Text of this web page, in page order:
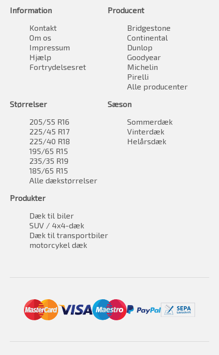
Information
Kontakt
Om os
Impressum
Hjælp
Fortrydelsesret
Producent
Bridgestone
Continental
Dunlop
Goodyear
Michelin
Pirelli
Alle producenter
Størrelser
205/55 R16
225/45 R17
225/40 R18
195/65 R15
235/35 R19
185/65 R15
Alle dækstørrelser
Sæson
Sommerdæk
Vinterdæk
Helårsdæk
Produkter
Dæk til biler
SUV / 4x4-dæk
Dæk til transportbiler
motorcykel dæk